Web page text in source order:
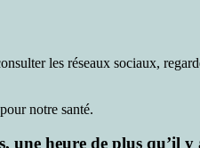
les réseaux sociaux,
notre santé.
une heure de plus qu’il y